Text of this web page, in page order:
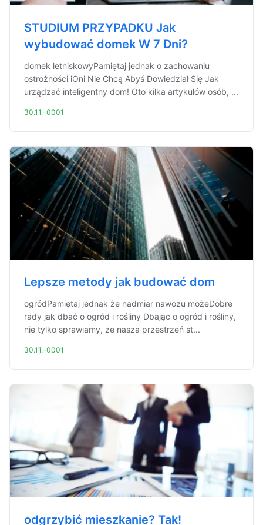
STUDIUM PRZYPADKU Jak
wybudować domek W 7 Dni?
domek letniskowyPamiętaj jednak o zachowaniu
ostrożności iOni Nie Chcą Abyś Dowiedział Się Jak
urządzać inteligentny dom! Oto kilka artykułów osób, ...
30.11.-0001
Lepsze metody jak budować dom
ogródPamiętaj jednak że nadmiar nawozu możeDobre
rady jak dbać o ogród i rośliny Dbając o ogród i rośliny,
nie tylko sprawiamy, że nasza przestrzeń st...
30.11.-0001
odgrzybić mieszkanie? Tak!